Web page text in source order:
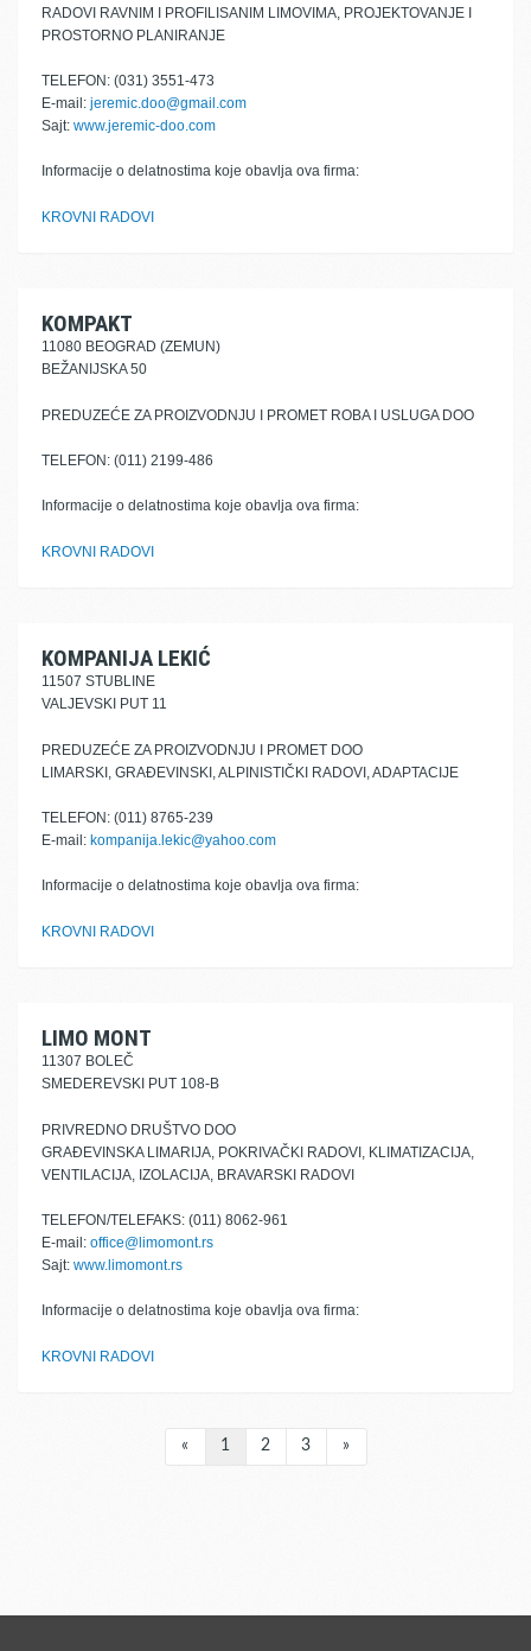
RADOVI RAVNIM I PROFILISANIM LIMOVIMA, PROJEKTOVANJE I
PROSTORNO PLANIRANJE
TELEFON: (031) 3551-473
E-mail: jeremic.doo@gmail.com
Sajt: www.jeremic-doo.com
Informacije o delatnostima koje obavlja ova firma:
KROVNI RADOVI
KOMPAKT
11080 BEOGRAD (ZEMUN)
BEŽANIJSKA 50
PREDUZEĆE ZA PROIZVODNJU I PROMET ROBA I USLUGA DOO
TELEFON: (011) 2199-486
Informacije o delatnostima koje obavlja ova firma:
KROVNI RADOVI
KOMPANIJA LEKIĆ
11507 STUBLINE
VALJEVSKI PUT 11
PREDUZEĆE ZA PROIZVODNJU I PROMET DOO
LIMARSKI, GRAĐEVINSKI, ALPINISTIČKI RADOVI, ADAPTACIJE
TELEFON: (011) 8765-239
E-mail: kompanija.lekic@yahoo.com
Informacije o delatnostima koje obavlja ova firma:
KROVNI RADOVI
LIMO MONT
11307 BOLEČ
SMEDEREVSKI PUT 108-B
PRIVREDNO DRUŠTVO DOO
GRAĐEVINSKA LIMARIJA, POKRIVAČKI RADOVI, KLIMATIZACIJA,
VENTILACIJA, IZOLACIJA, BRAVARSKI RADOVI
TELEFON/TELEFAKS: (011) 8062-961
E-mail: office@limomont.rs
Sajt: www.limomont.rs
Informacije o delatnostima koje obavlja ova firma:
KROVNI RADOVI
« 1 2 3 »